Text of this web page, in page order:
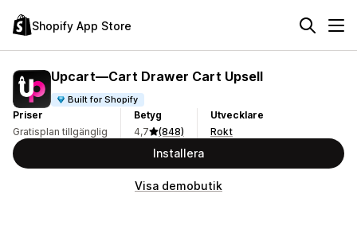
Shopify App Store
Upcart—Cart Drawer Cart Upsell
Built for Shopify
Priser
Gratisplan tillgänglig
Betyg
4,7
(848)
Utvecklare
Rokt
Installera
Visa demobutik